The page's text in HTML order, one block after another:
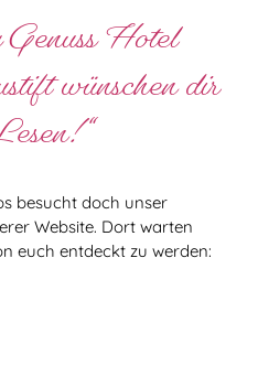
Hotel
wünschen dir
besucht doch unser
Website. Dort warten
euch entdeckt zu werden: